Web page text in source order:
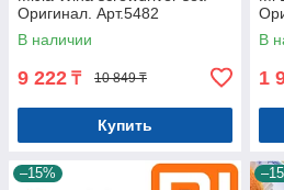
Оригинал. Арт.5482
В наличии
9 222 ₸ 10 849 ₸
Купить
В
1
–15%